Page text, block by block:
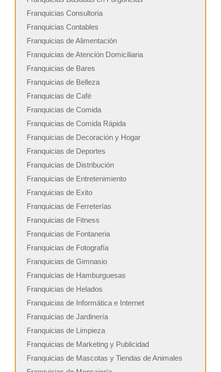
Franquicias Consultoria
Franquicias Contables
Franquicias de Alimentación
Franquicias de Atención Domiciliaria
Franquicias de Bares
Franquicias de Belleza
Franquicias de Café
Franquicias de Comida
Franquicias de Comida Rápida
Franquicias de Decoración y Hogar
Franquicias de Deportes
Franquicias de Distribución
Franquicias de Entretenimiento
Franquicias de Exito
Franquicias de Ferreterías
Franquicias de Fitness
Franquicias de Fontaneria
Franquicias de Fotografía
Franquicias de Gimnasio
Franquicias de Hamburguesas
Franquicias de Helados
Franquicias de Informática e Internet
Franquicias de Jardinería
Franquicias de Limpieza
Franquicias de Marketing y Publicidad
Franquicias de Mascotas y Tiendas de Animales